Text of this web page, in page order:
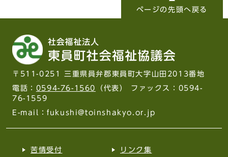
ページの先頭へ戻る
〒511-0251 三重県員弁郡東員町大字山田2013番地
電話： 0594-76-1560
（代表） ファックス：0594-
76-1559
E-mail：fukushi@toinshakyo.or.jp
苦情受付 リンク集